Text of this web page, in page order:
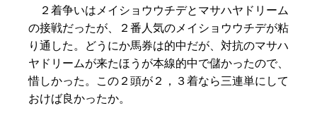
２着争いはメイショウウチデとマサハヤドリーム
の接戦だったが、２番人気のメイショウウチデが粘
り通した。どうにか馬券は的中だが、対抗のマサハ
ヤドリームが来たほうが本線的中で儲かったので、
惜しかった。この２頭が２，３着なら三連単にして
おけば良かったか。